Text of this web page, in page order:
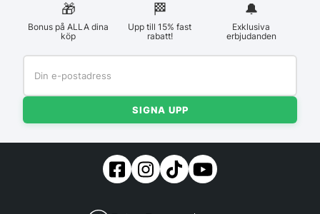
🎁
Bonus på ALLA dina
köp
🏁︎
Upp till 15% fast
rabatt!
🔔
Exklusiva
erbjudanden
SIGNA UPP